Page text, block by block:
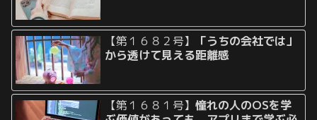
【第１６８２号】
「うちの会社では」
から透けて見える距離感
【第１６８１号】憧れの人のOSを学